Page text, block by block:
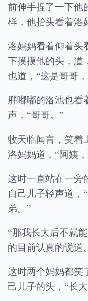
前伸手捏了一下他
样，他抬头看着洛
洛妈妈看着仰着头
下摸摸他的头，道
也道，“这是哥哥
胖嘟嘟的洛池也看
声，“哥哥。”
牧天临闻言，笑着
洛妈妈道，“阿姨
这时一直站在一旁
自己儿子轻声道，
弟。”
“那我长大后不就
的目前认真的说道。
这时两个妈妈都笑
己儿子的头，“长